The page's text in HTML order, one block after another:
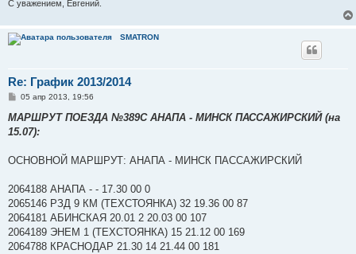
С уважением, Евгений.
SMATRON
Re: График 2013/2014
С
о
щ
и
05 апр 2013, 19:56
МАРШРУТ ПОЕЗДА №389С АНАПА - МИНСК ПАССАЖИРСКИЙ (на
15.07):
ОСНОВНОЙ МАРШРУТ: АНАПА - МИНСК ПАССАЖИРСКИЙ
2064188 АНАПА - - 17.30 00 0
2065146 РЗД 9 КМ (ТЕХСТОЯНКА) 32 19.36 00 87
2064181 АБИНСКАЯ 20.01 2 20.03 00 107
2064189 ЭНЕМ 1 (ТЕХСТОЯНКА) 15 21.12 00 169
2064788 КРАСНОДАР 21.30 14 21.44 00 181